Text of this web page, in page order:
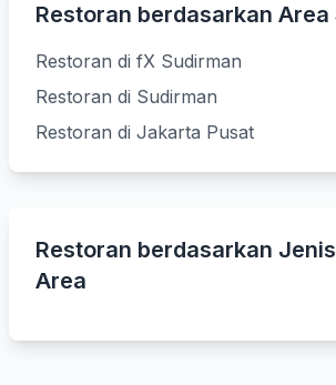
Restoran berdasarkan Area
Restoran di fX Sudirman
Restoran di Sudirman
Restoran di Jakarta Pusat
Restoran berdasarkan
Area